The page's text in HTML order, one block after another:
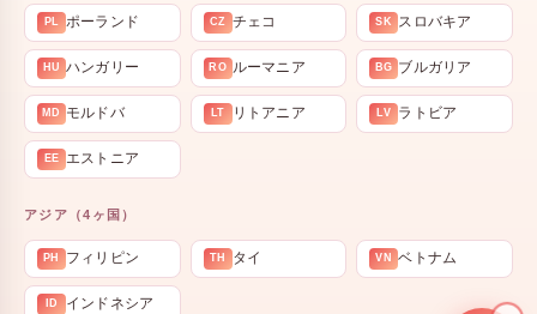
PL ポーランド CZ チェコ SK スロバキア
HU ハンガリー RO ルーマニア BG ブルガリア
MD モルドバ LT リトアニア LV ラトビア
EE エストニア
アジア（4ヶ国）
PH フィリピン TH タイ VN ベトナム
ID インドネシア